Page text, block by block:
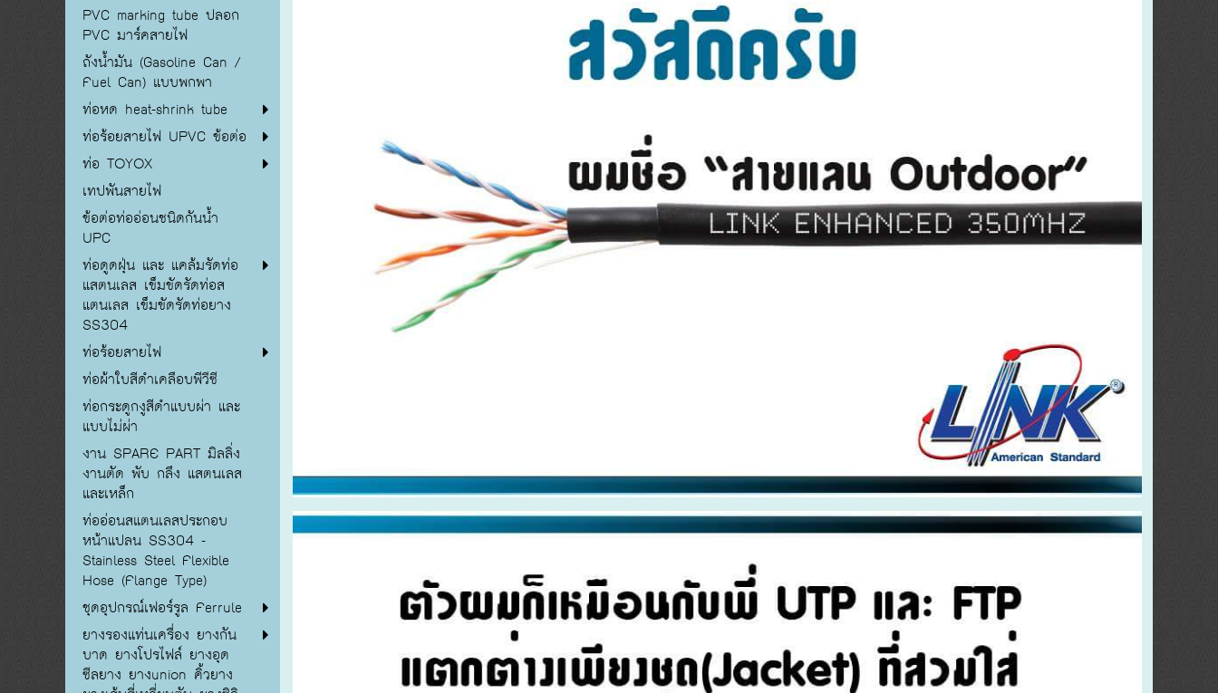
PVC marking tube ปลอก
PVC มาร์คสายไฟ
ถังน้ำมัน (Gasoline Can /
Fuel Can) แบบพกพา
ท่อหด heat-shrink tube
ท่อร้อยสายไฟ UPVC ข้อต่อ
ท่อ TOYOX
เทปพันสายไฟ
ข้อต่อท่ออ่อนชนิดกันน้ำ
UPC
ท่อดูดฝุ่น และ แคล้มรัดท่อ
แสตนเลส เข็มขัดรัดท่อส
แตนเลส เข็มขัดรัดท่อยาง
SS304
ท่อร้อยสายไฟ
ท่อผ้าใบสีดำเคลือบพีวีซี
ท่อกระดูกงูสีดำแบบผ่า และ
แบบไม่ผ่า
งาน SPARE PART มิลลิ่ง
งานตัด พับ กลึง แสตนเลส
และเหล็ก
ท่ออ่อนสแตนเลสประกอบ
หน้าแปลน SS304 -
Stainless Steel Flexible
Hose (Flange Type)
ชุดอุปกรณ์เฟอร์รูล Ferrule
ยางรองแท่นเครื่อง ยางกัน
บาด ยางโปรไฟล์ ยางอุด
ซีลยาง ยางunion คิ้วยาง